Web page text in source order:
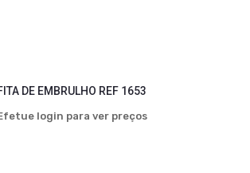
DE EMBRULHO REF 1653
login para ver preços